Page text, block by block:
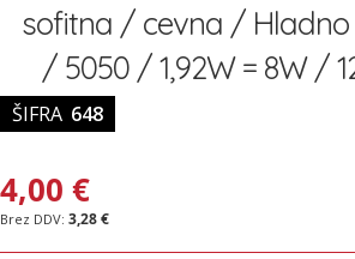
sofitna / cevna / Hladno
/ 5050 / 1,92W = 8W /
ŠIFRA 648
4,00 €
3,28 €